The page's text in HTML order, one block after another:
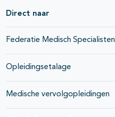
Direct naar
Federatie Medisch Specialisten
Opleidingsetalage
Medische vervolgopleidingen